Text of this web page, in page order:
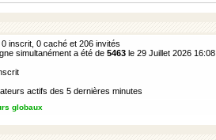
inscrit, 0 caché et 206 invités
simultanément a été de 5463 le 29 Juillet 2026 16:08
actifs des 5 dernières minutes
globaux